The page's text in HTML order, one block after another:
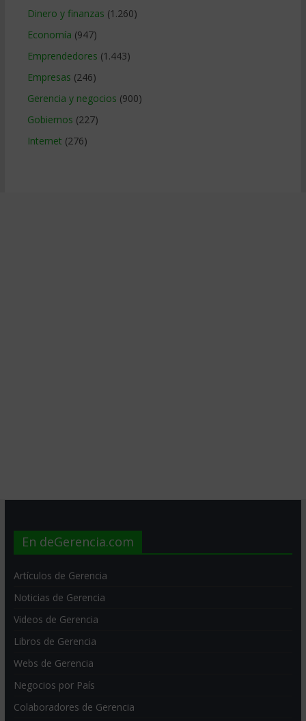
Dinero y finanzas (1.260)
Economía (947)
Emprendedores (1.443)
Empresas (246)
Gerencia y negocios (900)
Gobiernos (227)
Internet (276)
En deGerencia.com
Artículos de Gerencia
Noticias de Gerencia
Videos de Gerencia
Libros de Gerencia
Webs de Gerencia
Negocios por País
Colaboradores de Gerencia